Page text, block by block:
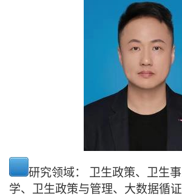
研究领域：
卫生政策、卫生
学、卫生政策与管理、大数据循